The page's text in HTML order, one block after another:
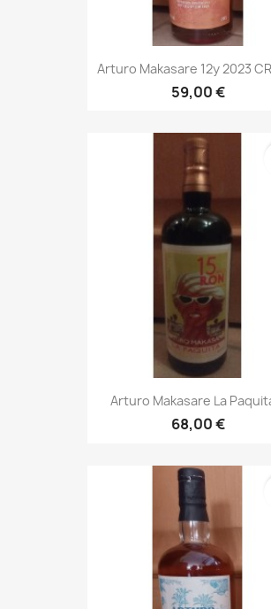
Arturo Makasare 12y 2023
59,00 €
Arturo Makasare La
68,00 €